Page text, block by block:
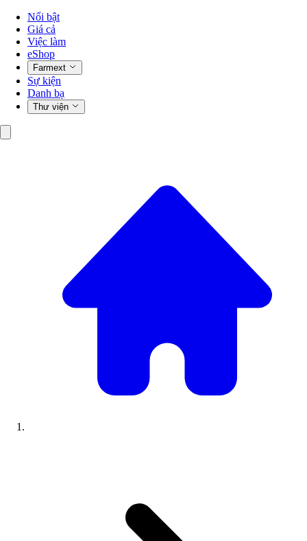
Nổi bật
Giá cả
Việc làm
eShop
Farmext
Sự kiện
Danh bạ
Thư viện